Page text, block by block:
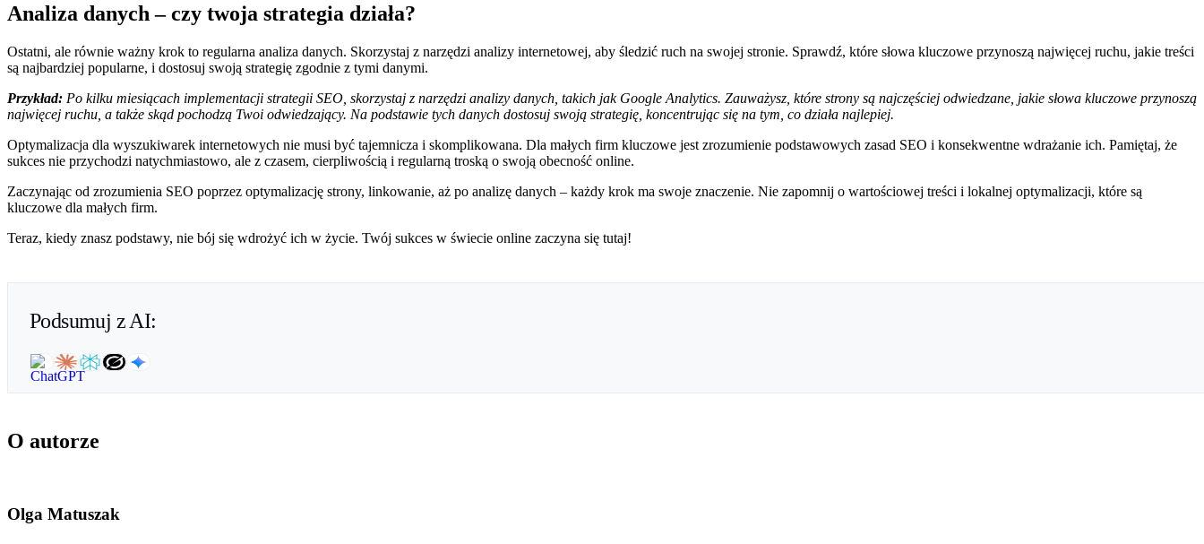
Analiza danych – czy twoja strategia działa?
Ostatni, ale równie ważny krok to regularna analiza danych. Skorzystaj z narzędzi analizy internetowej, aby śledzić ruch na swojej stronie. Sprawdź, które słowa kluczowe przynoszą najwięcej ruchu, jakie treści
są najbardziej popularne, i dostosuj swoją strategię zgodnie z tymi danymi.
Przykład: Po kilku miesiącach implementacji strategii SEO, skorzystaj z narzędzi analizy danych, takich jak Google Analytics. Zauważysz, które strony są najczęściej odwiedzane, jakie słowa kluczowe przynoszą
najwięcej ruchu, a także skąd pochodzą Twoi odwiedzający. Na podstawie tych danych dostosuj swoją strategię, koncentrując się na tym, co działa najlepiej.
Optymalizacja dla wyszukiwarek internetowych nie musi być tajemnicza i skomplikowana. Dla małych firm kluczowe jest zrozumienie podstawowych zasad SEO i konsekwentne wdrażanie ich. Pamiętaj, że
sukces nie przychodzi natychmiastowo, ale z czasem, cierpliwością i regularną troską o swoją obecność online.
Zaczynając od zrozumienia SEO poprzez optymalizację strony, linkowanie, aż po analizę danych – każdy krok ma swoje znaczenie. Nie zapomnij o wartościowej treści i lokalnej optymalizacji, które są
kluczowe dla małych firm.
Teraz, kiedy znasz podstawy, nie bój się wdrożyć ich w życie. Twój sukces w świecie online zaczyna się tutaj!
Podsumuj z AI:
O autorze
Olga Matuszak